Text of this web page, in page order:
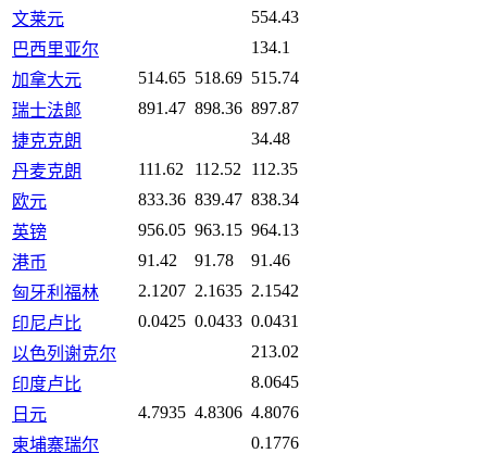
文莱元
554.43
巴西里亚尔
134.1
加拿大元
514.65 518.69 515.74
瑞士法郎
891.47 898.36 897.87
捷克克朗
34.48
丹麦克朗
111.62 112.52
112.35
欧元
833.36 839.47 838.34
英镑
956.05 963.15 964.13
港币
91.42 91.78
91.46
匈牙利福林
2.1207 2.1635 2.1542
印尼卢比
0.0425 0.0433 0.0431
以色列谢克尔
213.02
印度卢比
8.0645
日元
4.7935 4.8306 4.8076
柬埔寨瑞尔
0.1776